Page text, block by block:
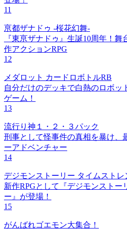
11
亰都ザナドゥ -桜花幻舞-
『東亰ザナドゥ』生誕10周年！
作アクションRPG
12
メダロット カードロボトルRB
自分だけのデッキで白熱のロボッ
ゲーム！
13
流行り神１・２・３パック
刑事として怪事件の真相を暴け、
ーアドベンチャー
14
デジモンストーリー タイムストレ
新作RPGとして『デジモンストー
ー』が登場！
15
がんばれゴエモン大集合！